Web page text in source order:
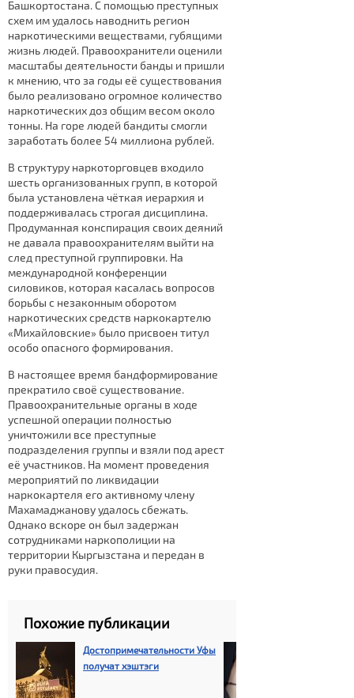
Башкортостана. С помощью преступных
схем им удалось наводнить регион
наркотическими веществами, губящими
жизнь людей. Правоохранители оценили
масштабы деятельности банды и пришли
к мнению, что за годы её существования
было реализовано огромное количество
наркотических доз общим весом около
тонны. На горе людей бандиты смогли
заработать более 54 миллиона рублей.
В структуру наркоторговцев входило
шесть организованных групп, в которой
была установлена чёткая иерархия и
поддерживалась строгая дисциплина.
Продуманная конспирация своих деяний
не давала правоохранителям выйти на
след преступной группировки. На
международной конференции
силовиков, которая касалась вопросов
борьбы с незаконным оборотом
наркотических средств наркокартелю
«Михайловские» было присвоен титул
особо опасного формирования.
В настоящее время бандформирование
прекратило своё существование.
Правоохранительные органы в ходе
успешной операции полностью
уничтожили все преступные
подразделения группы и взяли под арест
её участников. На момент проведения
мероприятий по ликвидации
наркокартеля его активному члену
Махамаджанову удалось сбежать.
Однако вскоре он был задержан
сотрудниками наркополиции на
территории Кыргызстана и передан в
руки правосудия.
Похожие публикации
Достопримечательности Уфы
получат хэштэги